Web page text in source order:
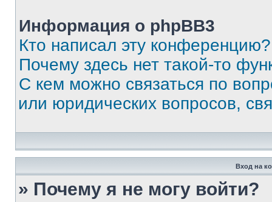
Информация о phpBB3
Кто написал эту конференцию?
Почему здесь нет такой-то
С кем можно связаться по
или юридических вопросов,
Вход на
» Почему я не могу войти?